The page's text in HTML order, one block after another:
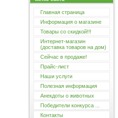
Главная страница
Информация о магазине
Товары со скидкой!!!
Интернет-магазин
(доставка товаров на дом)
Сейчас в продаже!
Прайс-лист
Наши услуги
Полезная информация
Анекдоты о животных
Победители конкурса ...
Контакты